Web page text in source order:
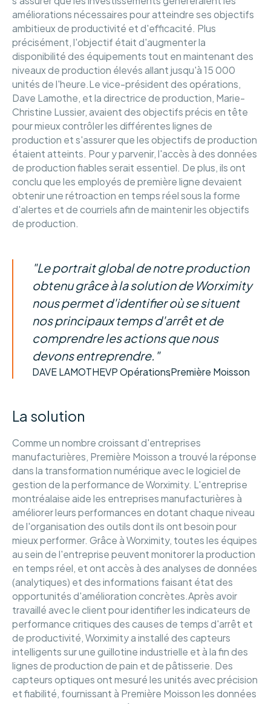
améliorations nécessaires pour atteindre ses objectifs
ambitieux de productivité et d'efficacité. Plus
précisément, l'objectif était d'augmenter la
disponibilité des équipements tout en maintenant des
niveaux de production élevés allant jusqu'à 15 000
unités de l'heure.Le vice-président des opérations,
Dave Lamothe, et la directrice de production, Marie-
Christine Lussier, avaient des objectifs précis en tête
pour mieux contrôler les différentes lignes de
production et s'assurer que les objectifs de production
étaient atteints. Pour y parvenir, l'accès à des données
de production fiables serait essentiel. De plus, ils ont
conclu que les employés de première ligne devaient
obtenir une rétroaction en temps réel sous la forme
d'alertes et de courriels afin de maintenir les objectifs
de production.
"Le portrait global de notre production
obtenu grâce à la solution de Worximity
nous permet d'identifier où se situent
nos principaux temps d'arrêt et de
comprendre les actions que nous
devons entreprendre."
DAVE LAMOTHE,VP Opérations,Première Moisson
La solution
Comme un nombre croissant d'entreprises
manufacturières, Première Moisson a trouvé la réponse
dans la transformation numérique avec le logiciel de
gestion de la performance de Worximity. L'entreprise
montréalaise aide les entreprises manufacturières à
améliorer leurs performances en dotant chaque niveau
de l'organisation des outils dont ils ont besoin pour
mieux performer. Grâce à Worximity, toutes les équipes
au sein de l'entreprise peuvent monitorer la production
en temps réel, et ont accès à des analyses de données
(analytiques) et des informations faisant état des
opportunités d'amélioration concrètes.Après avoir
travaillé avec le client pour identifier les indicateurs de
performance critiques des causes de temps d'arrêt et
de productivité, Worximity a installé des capteurs
intelligents sur une guillotine industrielle et à la fin des
lignes de production de pain et de pâtisserie. Des
capteurs optiques ont mesuré les unités avec précision
et fiabilité, fournissant à Première Moisson les données